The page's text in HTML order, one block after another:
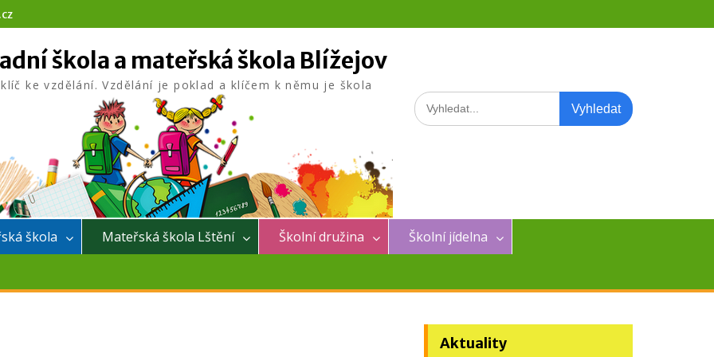
škola a mateřská škola Blížejov
ke vzdělání. Vzdělání je poklad a klíčem k němu je škola
Search
for:
škola Mateřská škola Lštění Školní družina
Školní jídelna
Aktuality